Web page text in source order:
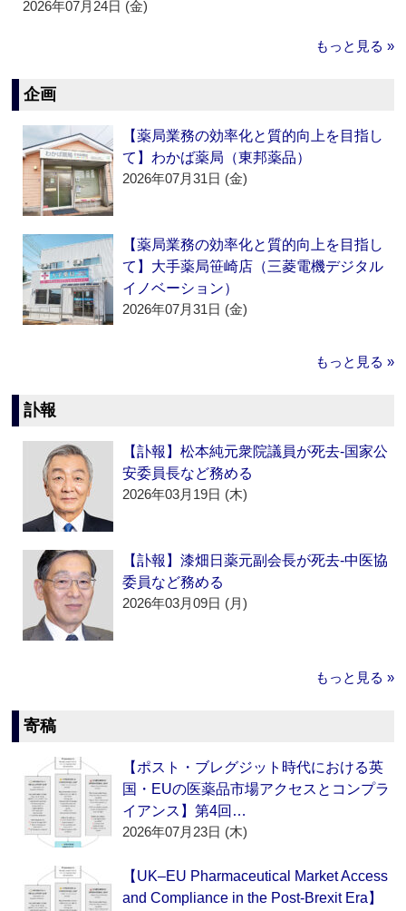
2026年07月24日 (金)
もっと見る »
企画
【薬局業務の効率化と質的向上を目指し
て】わかば薬局（東邦薬品）
2026年07月31日 (金)
【薬局業務の効率化と質的向上を目指し
て】大手薬局笹崎店（三菱電機デジタル
イノベーション）
2026年07月31日 (金)
もっと見る »
訃報
【訃報】松本純元衆院議員が死去‐国家公
安委員長など務める
2026年03月19日 (木)
【訃報】漆畑日薬元副会長が死去‐中医協
委員など務める
2026年03月09日 (月)
もっと見る »
寄稿
【ポスト・ブレグジット時代における英
国・EUの医薬品市場アクセスとコンプラ
イアンス】第4回…
2026年07月23日 (木)
【UK–EU Pharmaceutical Market Access
and Compliance in the Post-Brexit Era】